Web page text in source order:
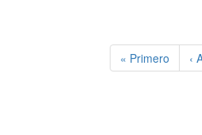
Primera página
« Primero ‹